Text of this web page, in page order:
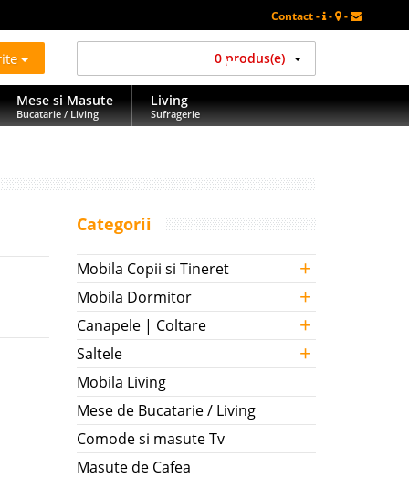
Contact - - -
0 produs(e)
Mese si Masute
Bucatarie / Living
Living
Sufragerie
Categorii
Mobila Copii si Tineret +
Mobila Dormitor +
Canapele | Coltare +
Saltele +
Mobila Living
Mese de Bucatarie / Living
Comode si masute Tv
Masute de Cafea